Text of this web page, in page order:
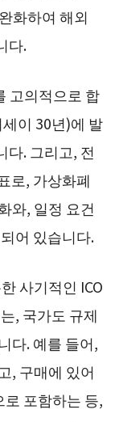
화하여 해외
다.
고의적으로 합
이 30년)에 발
다. 그리고, 전
로, 가상화폐
와, 일정 요건
어 있습니다.
사기적인 ICO
, 국가도 규제
다. 예를 들어,
, 구매에 있어
포함하는 등,